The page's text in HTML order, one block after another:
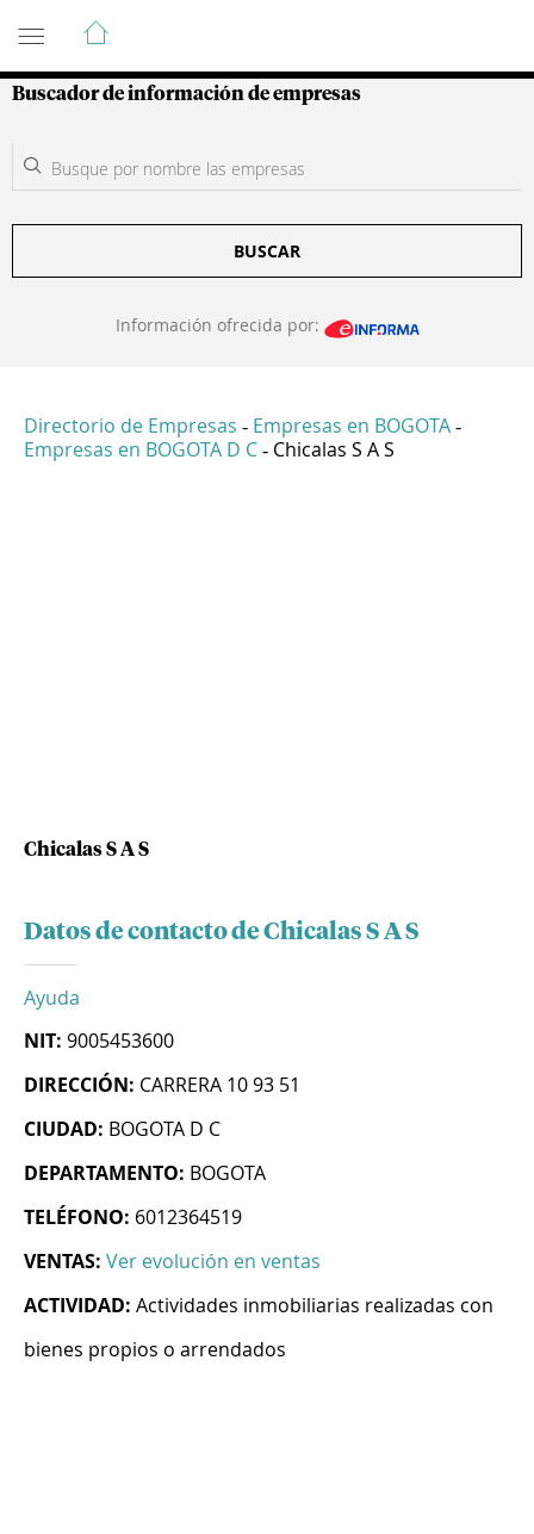
Guía de Empresas Colombianas
Buscador de información de empresas
BUSCAR
Información ofrecida por:
Directorio de Empresas - Empresas en BOGOTA -
Empresas en BOGOTA D C - Chicalas S A S
Chicalas S A S
Datos de contacto de Chicalas S A S
Ayuda
NIT: 9005453600
DIRECCIÓN: CARRERA 10 93 51
CIUDAD: BOGOTA D C
DEPARTAMENTO: BOGOTA
TELÉFONO: 6012364519
VENTAS: Ver evolución en ventas
ACTIVIDAD: Actividades inmobiliarias realizadas con
bienes propios o arrendados